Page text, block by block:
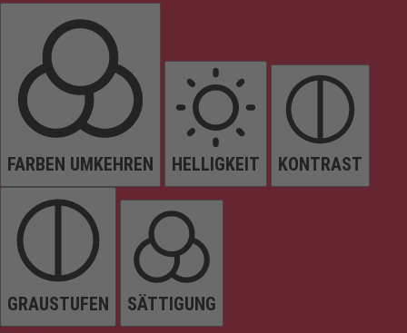
FARBEN UMKEHREN HELLIGKEIT KONTRAST
GRAUSTUFEN SÄTTIGUNG